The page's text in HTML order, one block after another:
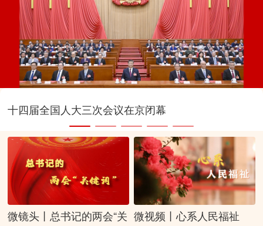
十四届全国人大三次会议在京闭幕
微镜头丨总书记的两会“关
微视频丨心系人民福祉